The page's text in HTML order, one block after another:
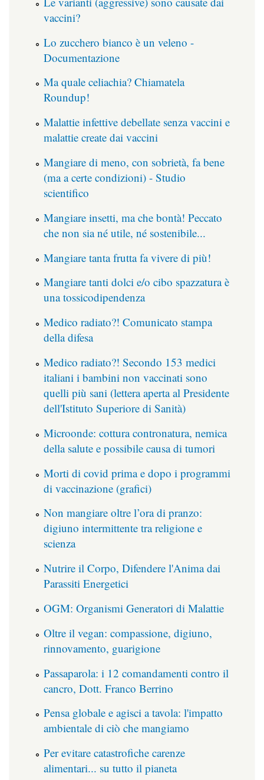
vaccini?
Lo zucchero bianco è un veleno -
Documentazione
Ma quale celiachia? Chiamatela
Roundup!
Malattie infettive debellate senza vaccini e
malattie create dai vaccini
Mangiare di meno, con sobrietà, fa bene
(ma a certe condizioni) - Studio
scientifico
Mangiare insetti, ma che bontà! Peccato
che non sia né utile, né sostenibile...
Mangiare tanta frutta fa vivere di più!
Mangiare tanti dolci e/o cibo spazzatura è
una tossicodipendenza
Medico radiato?! Comunicato stampa
della difesa
Medico radiato?! Secondo 153 medici
italiani i bambini non vaccinati sono
quelli più sani (lettera aperta al Presidente
dell'Istituto Superiore di Sanità)
Microonde: cottura contronatura, nemica
della salute e possibile causa di tumori
Morti di covid prima e dopo i programmi
di vaccinazione (grafici)
Non mangiare oltre l’ora di pranzo:
digiuno intermittente tra religione e
scienza
Nutrire il Corpo, Difendere l'Anima dai
Parassiti Energetici
OGM: Organismi Generatori di Malattie
Oltre il vegan: compassione, digiuno,
rinnovamento, guarigione
Passaparola: i 12 comandamenti contro il
cancro, Dott. Franco Berrino
Pensa globale e agisci a tavola: l'impatto
ambientale di ciò che mangiamo
Per evitare catastrofiche carenze
alimentari... su tutto il pianeta